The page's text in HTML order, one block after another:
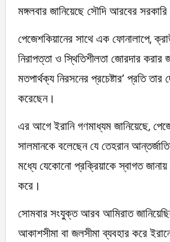
মঙ্গলবার জানিয়েছে সৌদি আরবের
পেজেশকিয়ানের সাথে এক ফোনালাপে,
নিরাপত্তা ও স্থিতিশীলতা জোরদার করার
মতপার্থক্য নিরসনের প্রচেষ্টার’ প্রতি তার
করেছেন।
এর আগে ইরানি গণমাধ্যম জানিয়েছে,
সালমানকে বলেছেন যে তেহরান
মধ্যে যেকোনো প্রক্রিয়াকে স্বাগত
করে।
সোমবার সংযুক্ত আরব আমিরাত
আকাশসীমা বা জলসীমা ব্যবহার করে